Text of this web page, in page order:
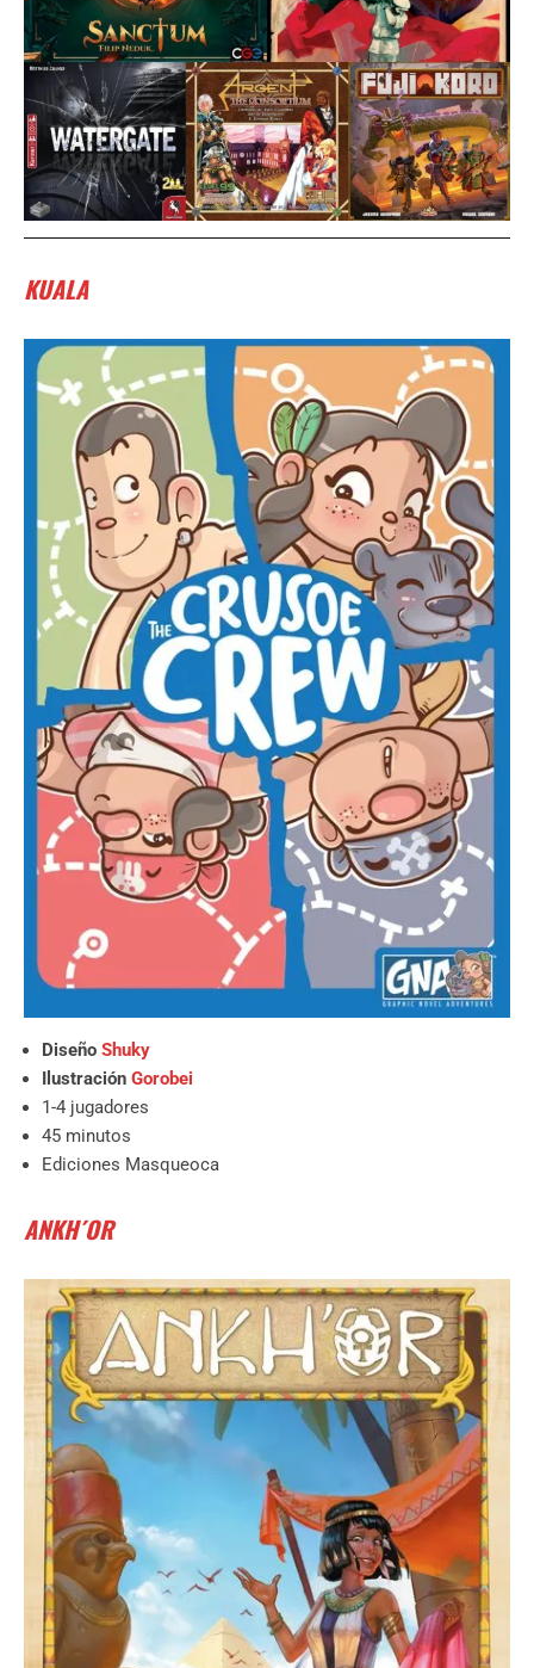
KUALA
Diseño Shuky
Ilustración Gorobei
1-4 jugadores
45 minutos
Ediciones Masqueoca
ANKH´OR